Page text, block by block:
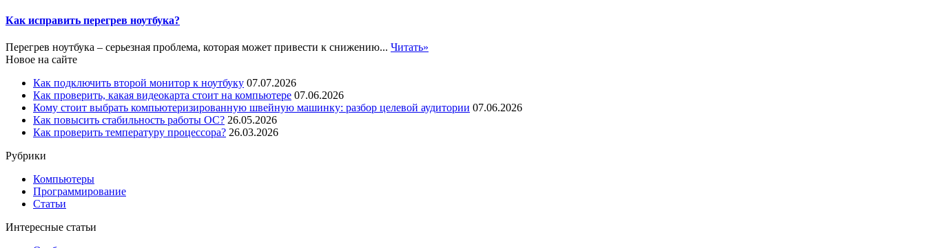
Как исправить перегрев ноутбука?
Перегрев ноутбука – серьезная проблема, которая может привести к снижению... Читать»
Новое на сайте
Как подключить второй монитор к ноутбуку 07.07.2026
Как проверить, какая видеокарта стоит на компьютере 07.06.2026
Кому стоит выбрать компьютеризированную швейную машинку: разбор целевой аудитории 07.06.2026
Как повысить стабильность работы ОС? 26.05.2026
Как проверить температуру процессора? 26.03.2026
Рубрики
Компьютеры
Программирование
Статьи
Интересные статьи